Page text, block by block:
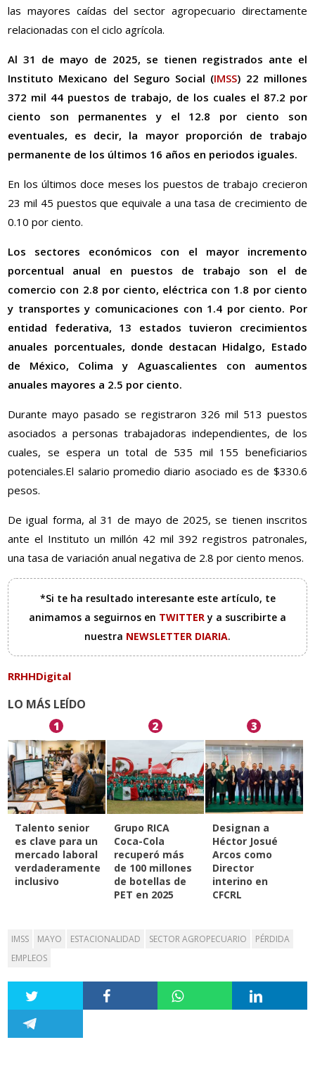
las mayores caídas del sector agropecuario directamente
relacionadas con el ciclo agrícola.
Al 31 de mayo de 2025, se tienen registrados ante el
Instituto Mexicano del Seguro Social (IMSS) 22 millones
372 mil 44 puestos de trabajo, de los cuales el 87.2 por
ciento son permanentes y el 12.8 por ciento son
eventuales, es decir, la mayor proporción de trabajo
permanente de los últimos 16 años en periodos iguales.
En los últimos doce meses los puestos de trabajo crecieron
23 mil 45 puestos que equivale a una tasa de crecimiento de
0.10 por ciento.
Los sectores económicos con el mayor incremento
porcentual anual en puestos de trabajo son el de
comercio con 2.8 por ciento, eléctrica con 1.8 por ciento
y transportes y comunicaciones con 1.4 por ciento. Por
entidad federativa, 13 estados tuvieron crecimientos
anuales porcentuales, donde destacan Hidalgo, Estado
de México, Colima y Aguascalientes con aumentos
anuales mayores a 2.5 por ciento.
Durante mayo pasado se registraron 326 mil 513 puestos
asociados a personas trabajadoras independientes, de los
cuales, se espera un total de 535 mil 155 beneficiarios
potenciales.El salario promedio diario asociado es de $330.6
pesos.
De igual forma, al 31 de mayo de 2025, se tienen inscritos
ante el Instituto un millón 42 mil 392 registros patronales,
una tasa de variación anual negativa de 2.8 por ciento menos.
*Si te ha resultado interesante este artículo, te
animamos a seguirnos en TWITTERy a suscribirte a
nuestra NEWSLETTER DIARIA.
RRHHDigital
LO MÁS LEÍDO
1
Talento senior
es clave para un
mercado laboral
verdaderamente
inclusivo
2
Grupo RICA
Coca-Cola
recuperó más
de 100 millones
de botellas de
PET en 2025
3
Designan a
Héctor Josué
Arcos como
Director
interino en
CFCRL
IMSS MAYO ESTACIONALIDAD SECTOR AGROPECUARIO
PÉRDIDA
EMPLEOS